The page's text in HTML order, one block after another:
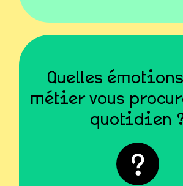
Quelles
métier vous
quotidien
« La joie de voir les
s’épanouir au
Élise